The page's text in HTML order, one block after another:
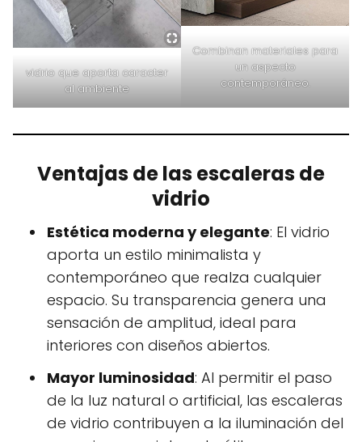
vidrio que aporta caracter
al ambiente
Combinan materiales para
un aspecto
contemporáneo.​
Ventajas de las escaleras de
vidrio
Estética moderna y elegante: El vidrio
aporta un estilo minimalista y
contemporáneo que realza cualquier
espacio. Su transparencia genera una
sensación de amplitud, ideal para
interiores con diseños abiertos.
Mayor luminosidad: Al permitir el paso
de la luz natural o artificial, las escaleras
de vidrio contribuyen a la iluminación del